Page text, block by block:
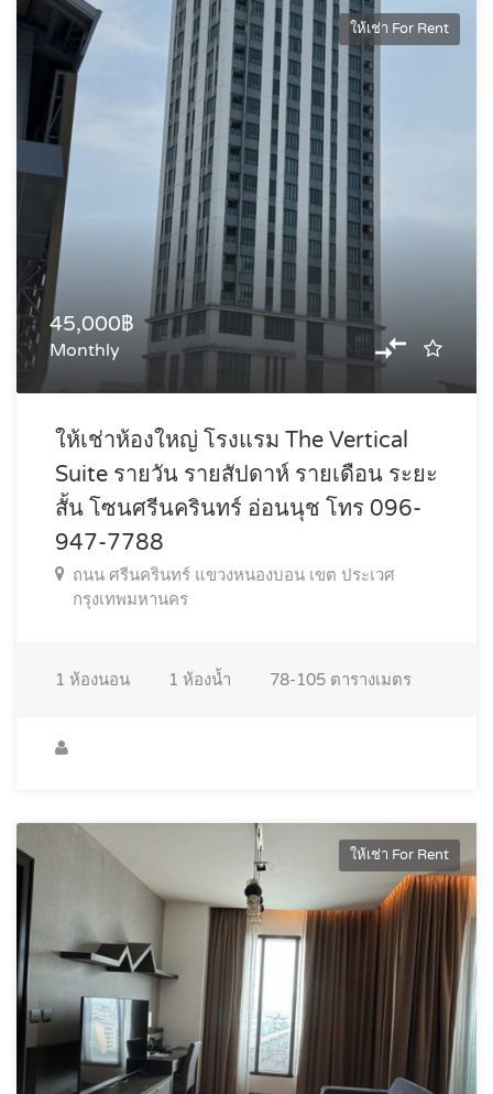
ให้เช่า For Rent
45,000฿
Monthly
ให้เช่าห้องใหญ่ โรงแรม The Vertical
Suite รายวัน รายสัปดาห์ รายเดือน ระยะ
สั้น โซนศรีนครินทร์ อ่อนนุช โทร 096-
947-7788
ถนน ศรีนครินทร์ แขวงหนองบอน เขต ประเวศ
กรุงเทพมหานคร
1 ห้องนอน 1 ห้องน้ำ 78-105 ตารางเมตร
ให้เช่า For Rent